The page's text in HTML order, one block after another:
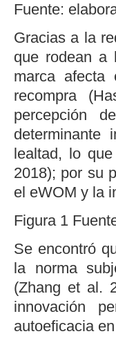
Fuente:
Gracias a la
que rodean a
marca
recompra (
percepción
lealtad, lo
2018); por su
el eWOM y la
Figura 1
Se encontró
la norma
(Zhang et al .
innovación
autoeficacia